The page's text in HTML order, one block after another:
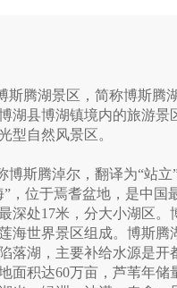
斯腾湖景区，简称博斯腾
湖县博湖镇境内的旅游景
型自然风景区。
博斯腾淖尔，翻译为“站
，位于焉耆盆地，是中国
深处17米，分大小湖区
海世界景区组成。博斯
落湖，主要补给水源是开
面积达60万亩，芦苇年储